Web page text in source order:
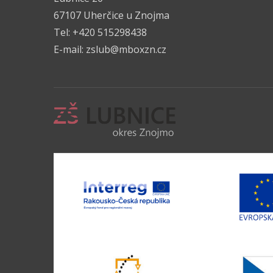
67107 Uherčice u Znojma
Tel: +420 515298438
E-mail: zslub@mboxzn.cz